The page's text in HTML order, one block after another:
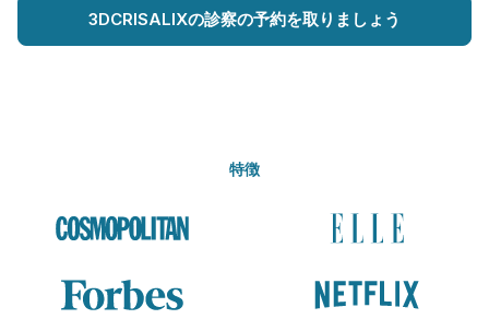
3DCRISALIXの診察の予約を取りましょう
特徴